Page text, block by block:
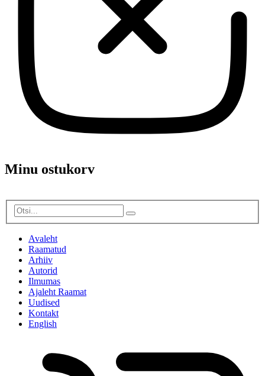
Minu ostukorv
Avaleht
Raamatud
Arhiiv
Autorid
Ilmumas
Ajaleht Raamat
Uudised
Kontakt
English